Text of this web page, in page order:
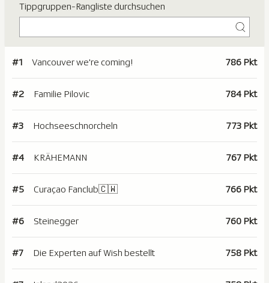
Tippgruppen-Rangliste durchsuchen
#1 Vancouver we're coming! 786 Pkt
#2 Familie Pilovic 784 Pkt
#3 Hochseeschnorcheln 773 Pkt
#4 KRÄHEMANN 767 Pkt
#5 Curaçao Fanclub🇨🇼 766 Pkt
#6 Steinegger 760 Pkt
#7 Die Experten auf Wish bestellt 758 Pkt